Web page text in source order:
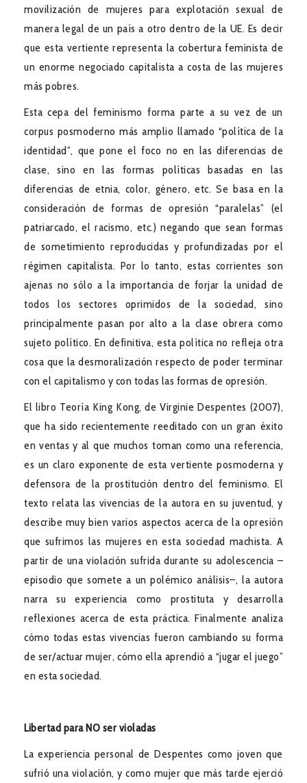
movilización de mujeres para explotación sexual de
manera legal de un país a otro dentro de la UE. Es decir
que esta vertiente representa la cobertura feminista de
un enorme negociado capitalista a costa de las mujeres
más pobres.
Esta cepa del feminismo forma parte a su vez de un
corpus posmoderno más amplio llamado “política de la
identidad”, que pone el foco no en las diferencias de
clase, sino en las formas políticas basadas en las
diferencias de etnia, color, género, etc. Se basa en la
consideración de formas de opresión “paralelas” (el
patriarcado, el racismo, etc.) negando que sean formas
de sometimiento reproducidas y profundizadas por el
régimen capitalista. Por lo tanto, estas corrientes son
ajenas no sólo a la importancia de forjar la unidad de
todos los sectores oprimidos de la sociedad, sino
principalmente pasan por alto a la clase obrera como
sujeto político. En definitiva, esta política no refleja otra
cosa que la desmoralización respecto de poder terminar
con el capitalismo y con todas las formas de opresión.
El libro Teoría King Kong, de Virginie Despentes (2007),
que ha sido recientemente reeditado con un gran éxito
en ventas y al que muchos toman como una referencia,
es un claro exponente de esta vertiente posmoderna y
defensora de la prostitución dentro del feminismo. El
texto relata las vivencias de la autora en su juventud, y
describe muy bien varios aspectos acerca de la opresión
que sufrimos las mujeres en esta sociedad machista. A
partir de una violación sufrida durante su adolescencia –
episodio que somete a un polémico análisis–, la autora
narra su experiencia como prostituta y desarrolla
reflexiones acerca de esta práctica. Finalmente analiza
cómo todas estas vivencias fueron cambiando su forma
de ser/actuar mujer, cómo ella aprendió a “jugar el juego”
en esta sociedad.
Libertad para NO ser violadas
La experiencia personal de Despentes como joven que
sufrió una violación, y como mujer que más tarde ejerció